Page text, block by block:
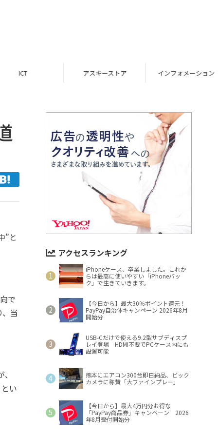
アスキーストア インフォメーション
”と
で
当
い
アクセスランキング
iPhoneケース、卒業しました。これか
らは最高に使いやすい「iPhoneバッ
ク」で生きていきます。
【今日から】最大30％ポイント還元！
PayPay自治体キャンペーン 2026年8月
開始分
USB-Cだけで使える9.2型サブディスプ
レイ登場 HDMI不要でPCケース内にも
設置可能
熊本にエアコン300台即日納品、ビック
カメラに称賛「大ファインプレー」
【今日から】最大4万円分お得な
「PayPay商品券」キャンペーン 2026
年8月受付開始分